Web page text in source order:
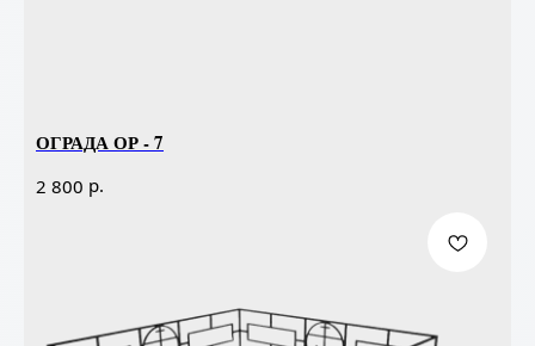
ОГРАДА ОР - 7
2 800 р.